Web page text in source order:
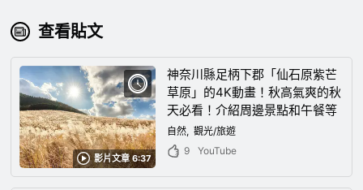
查看貼文
影片文章 6:37
神奈川縣足柄下郡「仙石原紫芒
草原」的4K動畫！秋高氣爽的秋
天必看！介紹周邊景點和午餐等
自然
觀光/旅遊
9
YouTube